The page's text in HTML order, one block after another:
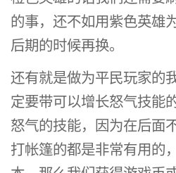
的事，还不如用紫色英雄
后期的时候再换。
还有就是做为平民玩家的
定要带可以增长怒气技能
怒气的技能，因为在后面
打帐篷的都是非常有用的